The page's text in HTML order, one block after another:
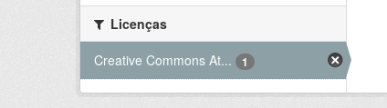
Licenças
Creative Commons At...
1